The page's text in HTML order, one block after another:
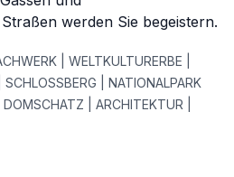
werden Sie begeistern.
| WELTKULTURERBE |
| NATIONALPARK
| ARCHITEKTUR |